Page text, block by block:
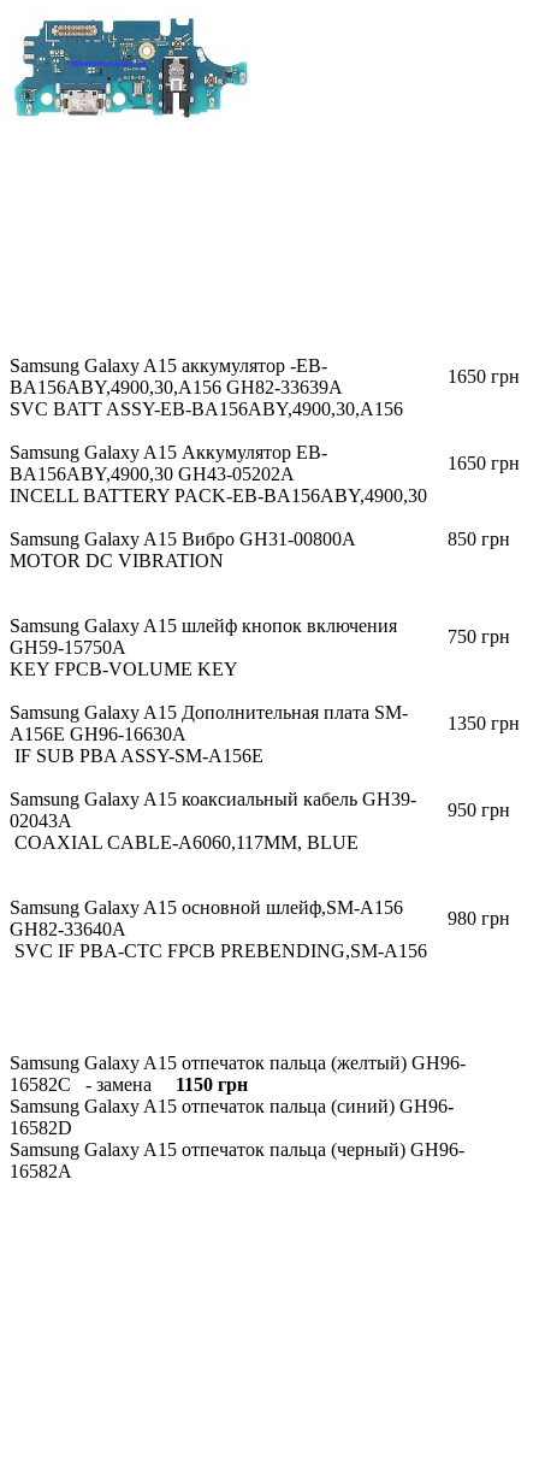
Samsung Galaxy A15 аккумулятор -EB-
BA156ABY,4900,30,A156 GH82-33639A
1650 грн
SVC BATT ASSY-EB-BA156ABY,4900,30,A156
Samsung Galaxy A15 Аккумулятор EB-
BA156ABY,4900,30 GH43-05202A
1650 грн
INCELL BATTERY PACK-EB-BA156ABY,4900,30
Samsung Galaxy A15 Вибро GH31-00800A
850 грн
MOTOR DC VIBRATION
Samsung Galaxy A15 шлейф кнопок включения
GH59-15750A
750 грн
KEY FPCB-VOLUME KEY
Samsung Galaxy A15 Дополнительная плата SM-
A156E GH96-16630A
1350 грн
IF SUB PBA ASSY-SM-A156E
Samsung Galaxy A15 коаксиальный кабель GH39-
02043A
950 грн
COAXIAL CABLE-A6060,117MM, BLUE
Samsung Galaxy A15 основной шлейф,SM-A156
GH82-33640A
980 грн
SVC IF PBA-CTC FPCB PREBENDING,SM-A156
Samsung Galaxy A15 отпечаток пальца (желтый) GH96-
16582C - замена
1150 грн
Samsung Galaxy A15 отпечаток пальца (синий) GH96-
16582D
Samsung Galaxy A15 отпечаток пальца (черный) GH96-
16582A